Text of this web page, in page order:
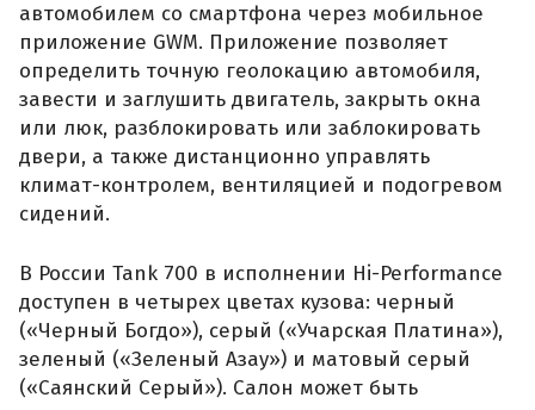
автомобилем со смартфона через мобильное
приложение GWM. Приложение позволяет
определить точную геолокацию автомобиля,
завести и заглушить двигатель, закрыть окна
или люк, разблокировать или заблокировать
двери, а также дистанционно управлять
климат-контролем, вентиляцией и подогревом
сидений.
В России Tank 700 в исполнении Hi-Performance
доступен в четырех цветах кузова: черный
(«Черный Богдо»), серый («Учарская Платина»),
зеленый («Зеленый Азау») и матовый серый
(«Саянский Серый»). Салон может быть